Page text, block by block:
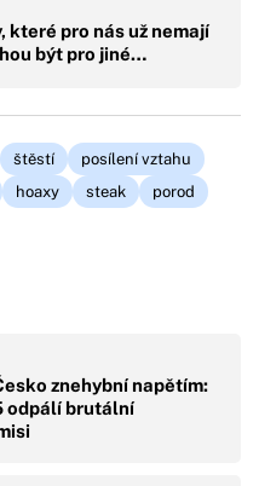
které pro nás už nemají
být pro jiné…
štěstí
posílení vztahu
hoaxy steak
porod
znehybní napětím:
odpálí brutální